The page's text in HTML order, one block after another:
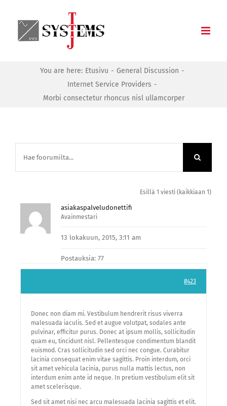
content
You are here: Etusivu
General Discussion
Internet Service Providers
Morbi consectetur rhoncus nisl ullamcorper
Esillä 1 viesti (kaikkiaan 1)
asiakaspalveludonettifi
Avainmestari
13 lokakuun, 2015, 3:11 am
Postauksia: 77
#423
Donec non diam mi. Vestibulum hendrerit risus viverra
malesuada iaculis. Sed et augue volutpat, sodales ante
pulvinar, efficitur purus. Donec at ipsum mollis, sollicitudin
quam eu, tincidunt nisl. Pellentesque condimentum blandit
euismod. Cras sollicitudin sed orci nec congue. Curabitur
lacinia consequat enim vitae sagittis. Proin interdum, orci
sit amet vehicula lacinia, purus nulla mattis lectus, non
interdum enim ante id neque. In pretium vestibulum elit sit
amet scelerisque.
Sed sit amet nisi nec arcu malesuada lacinia sagittis et elit.